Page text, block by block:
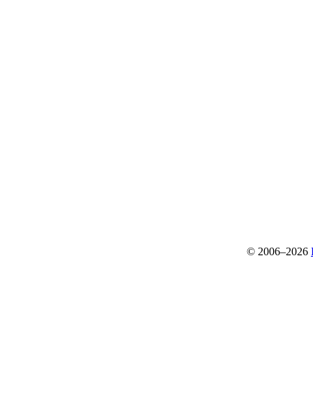
© 2006–2026